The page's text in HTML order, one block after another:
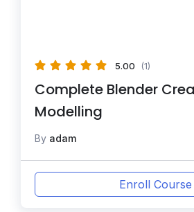
5.00 (1)
Complete Blender
Modelling
By adam
Enroll Course